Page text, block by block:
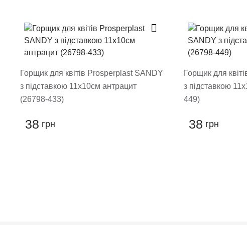
Поставте оцінку товару
Горщик для квітів Prosperplast SANDY
з підставкою 11х10см антрацит
(26798-433)
38 грн
Горщик для
з підставкою
449)
38 грн